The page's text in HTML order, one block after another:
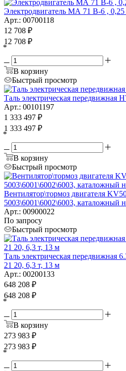
Электродвигатель МА 71 B-6 ,
Арт.: 00700118
12 708 ₽
12 708 ₽
*
В корзину
Быстрый просмотр
Таль электрическая передвижная
Арт.: 00101197
1 333 497 ₽
1 333 497 ₽
*
В корзину
Быстрый просмотр
Вентилятор\тормоз двигателя
5003\6001\6002\6003, каталожный
Арт.: 00900022
По запросу
Быстрый просмотр
Таль электрическая передвижная
21 20, 6,3 т, 13 м
Арт.: 00200133
648 208 ₽
648 208 ₽
*
В корзину
273 983 ₽
273 983 ₽
*